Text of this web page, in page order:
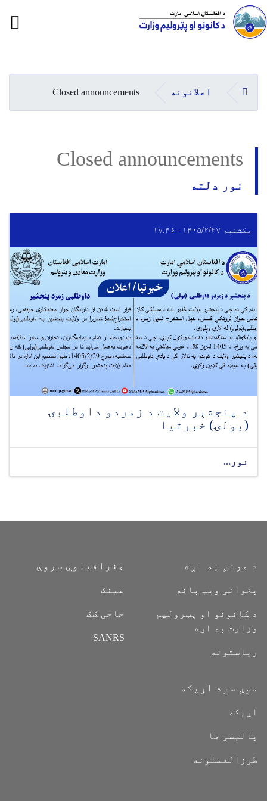
content
کورپاڼهاعلانونه Closed announcements
Closed announcements
نور دلته
یکشنبه ۱۴۰۵/۲/۲۷ - ۱۷:۴۶
د پنجشېر ولایت د زمردو داوطلبۍ
(بولۍ) خبرتیا
نور...
د مونږ په اړه
پخوانی ویب پانه
د کانونو او پټرولیم
وزارت په اړه
ریاستونه
جغرافیاوي سروې
عینک
حاجی ګګ
SANRS
موږ سره اړیکه
اړیکه
پالیسی ها
طرزالعملونه